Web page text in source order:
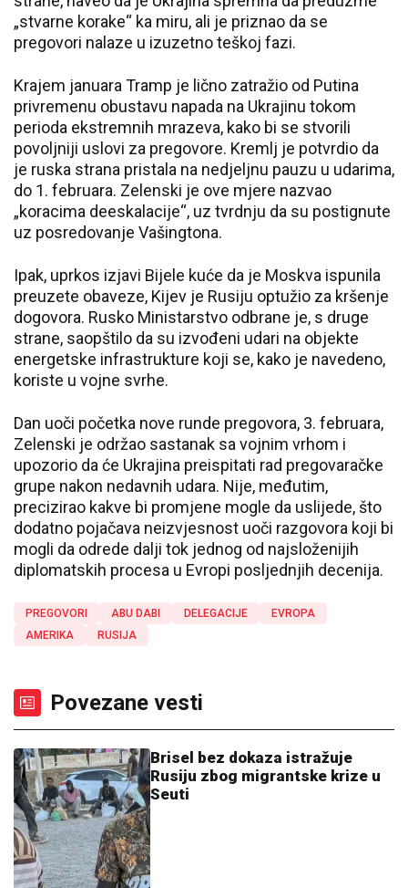
„stvarne korake“ ka miru, ali je priznao da se
pregovori nalaze u izuzetno teškoj fazi.
Krajem januara Tramp je lično zatražio od Putina
privremenu obustavu napada na Ukrajinu tokom
perioda ekstremnih mrazeva, kako bi se stvorili
povoljniji uslovi za pregovore. Kremlj je potvrdio da
je ruska strana pristala na nedjeljnu pauzu u udarima,
do 1. februara. Zelenski je ove mjere nazvao
„koracima deeskalacije“, uz tvrdnju da su postignute
uz posredovanje Vašingtona.
Ipak, uprkos izjavi Bijele kuće da je Moskva ispunila
preuzete obaveze, Kijev je Rusiju optužio za kršenje
dogovora. Rusko Ministarstvo odbrane je, s druge
strane, saopštilo da su izvođeni udari na objekte
energetske infrastrukture koji se, kako je navedeno,
koriste u vojne svrhe.
Dan uoči početka nove runde pregovora, 3. februara,
Zelenski je održao sastanak sa vojnim vrhom i
upozorio da će Ukrajina preispitati rad pregovaračke
grupe nakon nedavnih udara. Nije, međutim,
precizirao kakve bi promjene mogle da uslijede, što
dodatno pojačava neizvjesnost uoči razgovora koji bi
mogli da odrede dalji tok jednog od najsloženijih
diplomatskih procesa u Evropi posljednjih decenija.
PREGOVORI ABU DABI DELEGACIJE
EVROPA
AMERIKA
RUSIJA
Povezane vesti
Brisel bez dokaza istražuje
Rusiju zbog migrantske krize u
Seuti